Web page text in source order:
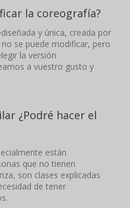
la coreografía?
y única, creada por
se puede modificar, pero
la versión
a vuestro gusto y
¿Podré hacer el
están
que no tienen
son clases explicadas
de tener